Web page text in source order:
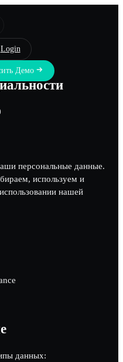
Login
Демо
персональные данные.
используем и
нашей
данных: